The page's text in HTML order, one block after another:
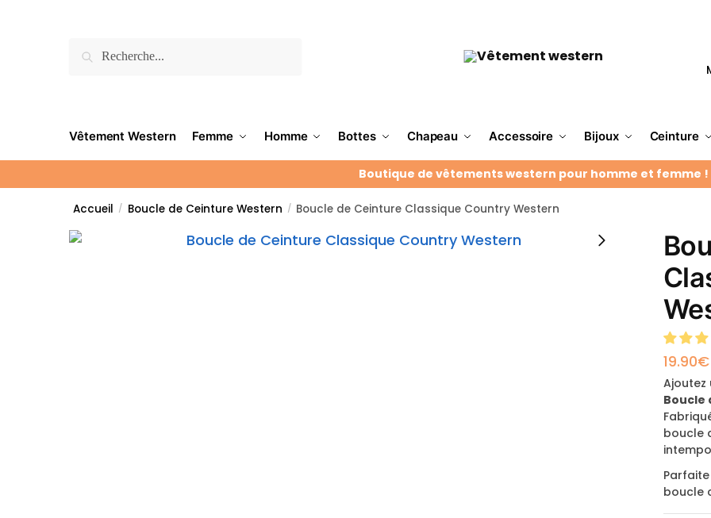
Vêtement Western Femme Homme Bottes Chapeau Accessoire Bijoux Ceinture
Boutique de vêtements western pour homme et femme !
Accueil / Boucle de Ceinture Western / Boucle de Ceinture Classique Country Western
19.90€
Boucle
boucle
boucle